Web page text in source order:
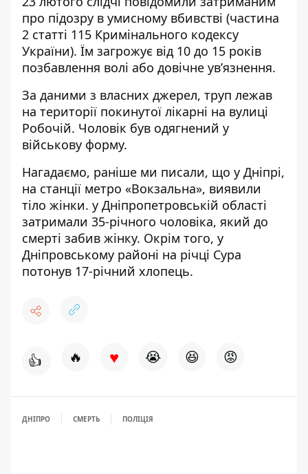
про підозру в умисному вбивстві (частина
2 статті 115 Кримінального кодексу
України). Їм загрожує від 10 до 15 років
позбавлення волі або довічне ув’язнення.
За даними з власних джерел, труп лежав
на території покинутої лікарні на вулиці
Робочій. Чоловік був одягнений у
військову форму.
Нагадаємо, раніше ми писали, що у Дніпрі,
на станції метро «Вокзальна», виявили
тіло жінки. у Дніпропетровській області
затримали 35-річного чоловіка, який до
смерті забив жінку. Окрім того, у
Дніпровському районі на річці Сура
потонув 17-річний хлопець.
👍 🔥 ♥ 😭 😆 😡
ДНІПРО СМЕРТЬ ПОЛІЦІЯ